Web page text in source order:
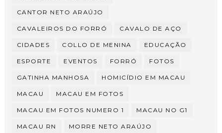
CANTOR NETO ARAÚJO
CAVALEIROS DO FORRÓ CAVALO DE AÇO
CIDADES COLLO DE MENINA EDUCAÇÃO
ESPORTE EVENTOS FORRÓ FOTOS
GATINHA MANHOSA HOMICÍDIO EM MACAU
MACAU MACAU EM FOTOS
MACAU EM FOTOS NUMERO 1 MACAU NO G1
MACAU RN MORRE NETO ARAÚJO